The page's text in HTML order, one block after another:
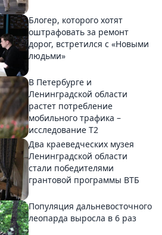
Блогер, которого хотят
оштрафовать за ремонт
дорог, встретился с «Новыми
людьми»
В Петербурге и
Ленинградской области
растет потребление
мобильного трафика –
исследование T2
Два краеведческих музея
Ленинградской области
стали победителями
грантовой программы ВТБ
Популяция дальневосточного
леопарда выросла в 6 раз